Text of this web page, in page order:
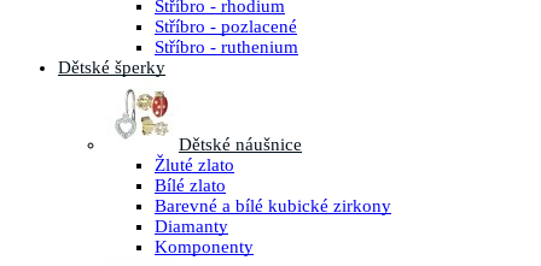
Stříbro - rhodium
Stříbro - pozlacené
Stříbro - ruthenium
Dětské šperky
Dětské náušnice
Žluté zlato
Bílé zlato
Barevné a bílé kubické zirkony
Diamanty
Komponenty